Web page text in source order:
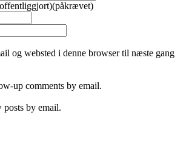
og websted i denne browser til næste gang
up comments by email.
by email.